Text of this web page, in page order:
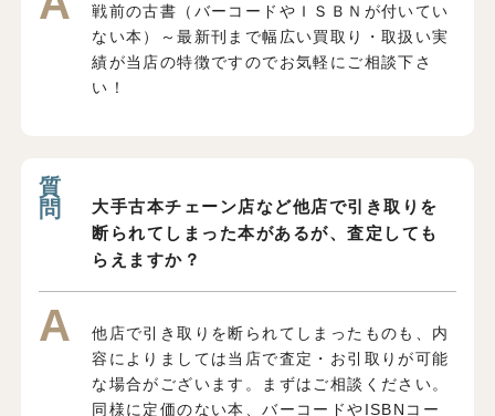
戦前の古書（バーコードやＩＳＢＮが付いてい
ない本）～最新刊まで幅広い買取り・取扱い実
績が当店の特徴ですのでお気軽にご相談下さ
い！
大手古本チェーン店など他店で引き取りを
断られてしまった本があるが、査定しても
らえますか？
他店で引き取りを断られてしまったものも、内
容によりましては当店で査定・お引取りが可能
な場合がございます。まずはご相談ください。
同様に定価のない本、バーコードやISBNコー